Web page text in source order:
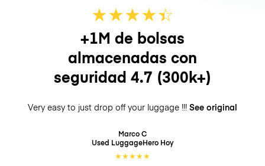
★★★★☆
★
+1M de bolsas
almacenadas con
seguridad 4.7 (300k+)
Very easy to just drop off your luggage !!! See original
Marco C
Used LuggageHero Hoy
★★★★★